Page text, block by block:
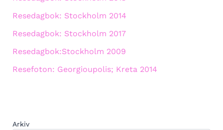
Resedagbok: Stockholm 2014
Resedagbok: Stockholm 2017
Resedagbok:Stockholm 2009
Resefoton: Georgioupolis; Kreta 2014
Arkiv